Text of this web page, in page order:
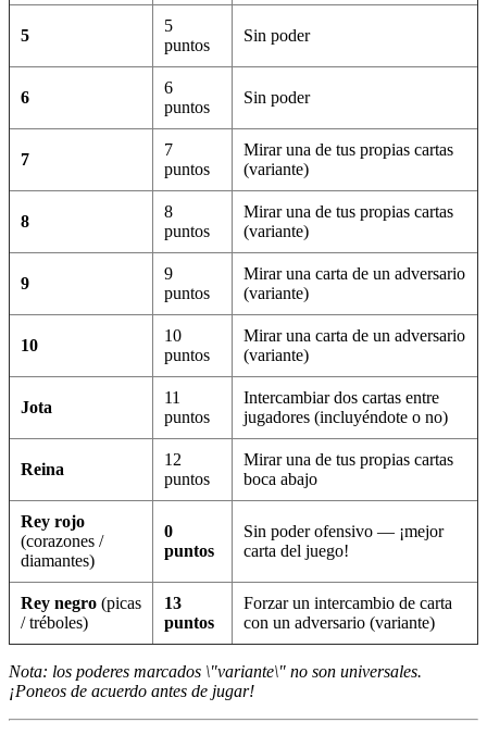
5
5
puntos
Sin poder
6
6
puntos
Sin poder
7
7
puntos
Mirar una de tus propias cartas
(variante)
8
8
puntos
Mirar una de tus propias cartas
(variante)
9
9
puntos
Mirar una carta de un adversario
(variante)
10
10
puntos
Mirar una carta de un adversario
(variante)
Jota
11
puntos
Intercambiar dos cartas entre
jugadores (incluyéndote o no)
Reina
12
puntos
Mirar una de tus propias cartas
boca abajo
Rey rojo
(corazones /
diamantes)
0
puntos
Sin poder ofensivo — ¡mejor
carta del juego!
Rey negro (picas
/ tréboles)
13
puntos
Forzar un intercambio de carta
con un adversario (variante)
Nota: los poderes marcados \"variante\" no son universales.
¡Poneos de acuerdo antes de jugar!